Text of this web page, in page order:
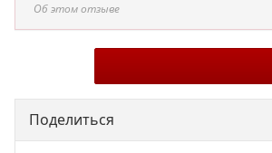
Об этом отзыве
Поделиться